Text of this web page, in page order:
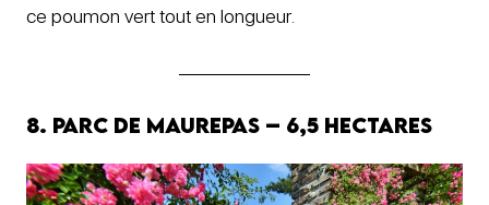
ce poumon vert tout en longueur.
8. Parc de Maurepas – 6,5 hectares